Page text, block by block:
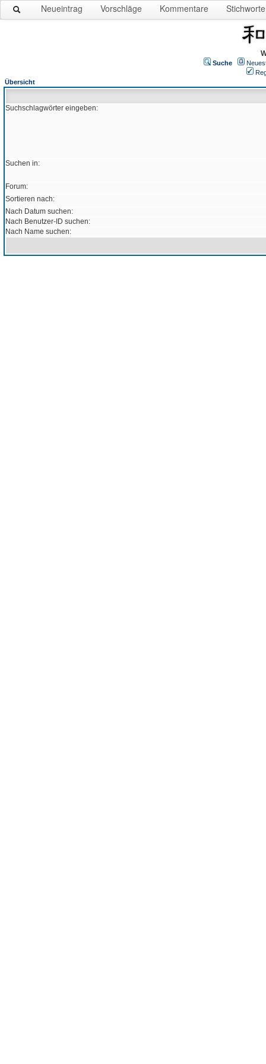
Neueintrag Vorschläge Kommentare Stichworte
Suche
Übersicht
Suchschlagwörter eingeben:
Suchen in:
Forum:
Sortieren nach:
Nach Datum suchen:
Nach Benutzer-ID suchen:
Nach Name suchen: